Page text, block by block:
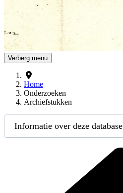
Verberg menu
Home
Onderzoeken
Archiefstukken
Informatie over deze database